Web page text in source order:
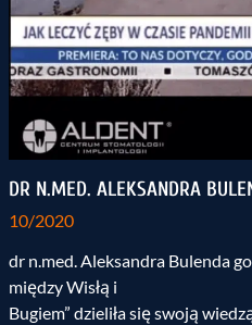
DR N.MED. ALEKSANDRA
10/2020
dr n.med. Aleksandra Bulenda
między Wisłą i
Bugiem” dzieliła się swoją